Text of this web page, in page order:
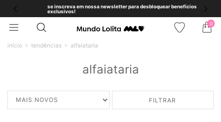
se inscreva em nossa newsletter para desbloquear benefícios
exclusivos!
0
início tendências alfaiataria
alfaiataria
FILTRAR